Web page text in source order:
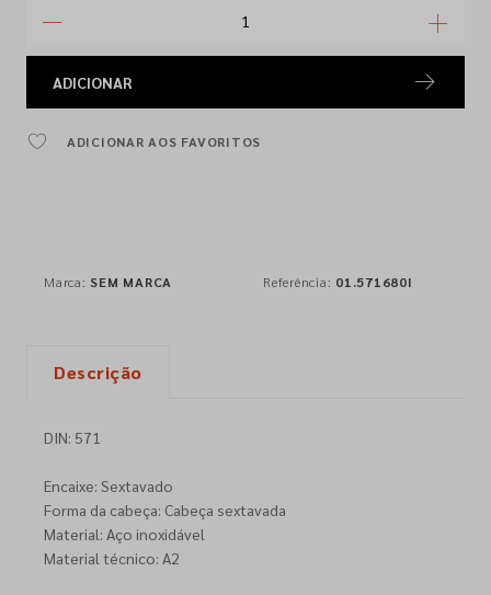
ADICIONAR
ADICIONAR AOS FAVORITOS
Marca: SEM MARCA Referência: 01.571680I
Descrição
DIN: 571
Encaixe: Sextavado
Forma da cabeça: Cabeça sextavada
Material: Aço inoxidável
Material técnico: A2